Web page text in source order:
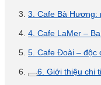
3. Cafe Bà Hương:
4. Cafe LaMer –
5. Cafe Đoài – độc
6. Giới thiệu chi